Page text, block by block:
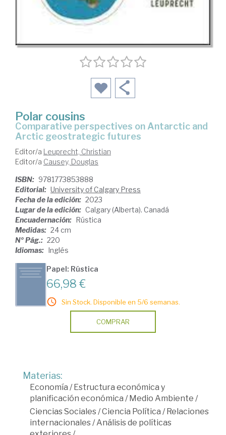
Polar cousins
comparative perspectives on Antarctic and
Arctic geostrategic futures
Editor/a Leuprecht, Christian
Editor/a Causey, Douglas
ISBN: 9781773853888
Editorial: University of Calgary Press
Fecha de la edición: 2023
Lugar de la edición: Calgary (Alberta). Canadá
Encuadernación: Rústica
Medidas: 24 cm
Nº Pág.: 220
Idiomas: Inglés
Papel: Rústica
66,98 €
Sin Stock. Disponible en 5/6 semanas.
COMPRAR
Materias:
Economía /Estructura económica y
planificación económica /Medio Ambiente /
Ciencias Sociales/Ciencia Política /Relaciones
internacionales/Análisis de políticas